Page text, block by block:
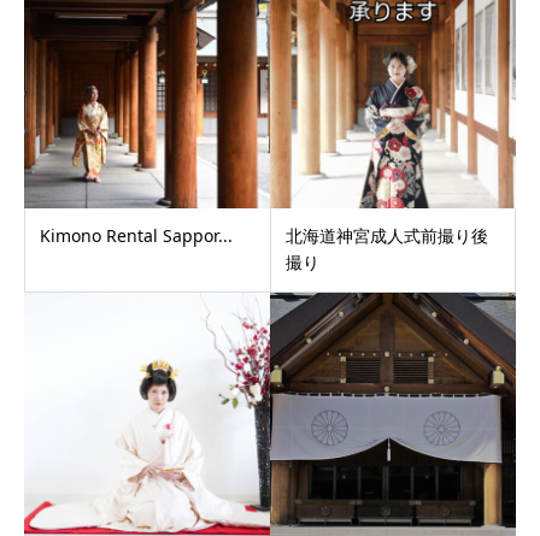
Kimono Rental Sappor...
北海道神宮成人式前撮り後
撮り